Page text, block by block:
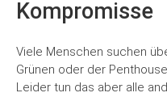
Kompromisse
Viele Menschen suchen
Grünen oder der
Leider tun das aber alle